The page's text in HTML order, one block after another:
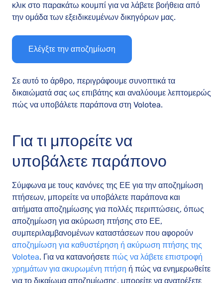
κλικ στο παρακάτω κουμπί για να λάβετε βοήθεια από
την ομάδα των εξειδικευμένων δικηγόρων μας.
Ελέγξτε την αποζημίωση
Σε αυτό το άρθρο, περιγράφουμε συνοπτικά τα
δικαιώματά σας ως επιβάτης και αναλύουμε λεπτομερώς
πώς να υποβάλετε παράπονα στη Volotea.
Για τι μπορείτε να
υποβάλετε παράπονο
Σύμφωνα με τους κανόνες της ΕΕ για την αποζημίωση
πτήσεων, μπορείτε να υποβάλετε παράπονα και
αιτήματα αποζημίωσης για πολλές περιπτώσεις, όπως
αποζημίωση για ακύρωση πτήσης στο ΕΕ,
συμπεριλαμβανομένων καταστάσεων που αφορούν
αποζημίωση για καθυστέρηση ή ακύρωση πτήσης της
Volotea. Για να κατανοήσετε πώς να λάβετε επιστροφή
χρημάτων για ακυρωμένη πτήση ή πώς να ενημερωθείτε
για το δικαίωμα αποζημίωσης, μπορείτε να ανατρέξετε